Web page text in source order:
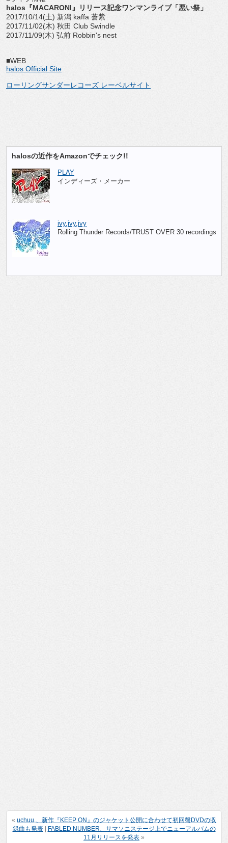
halos『MACARONI』リリース記念ワンマンライブ「悪い祭」
2017/10/14(土) 新潟 kaffa 蒼紫
2017/11/02(木) 秋田 Club Swindle
2017/11/09(木) 弘前 Robbin's nest
■WEB
halos Official Site
ローリングサンダーレコーズ レーベルサイト
halosの近作をAmazonでチェック!!
PLAY
インディーズ・メーカー
ivy,ivy,ivy
Rolling Thunder Records/TRUST OVER 30 recordings
« uchuu,、新作『KEEP ON』のジャケット公開に合わせて初回盤DVDの収
録曲も発表| FABLED NUMBER、サマソニステージ上でニューアルバムの
11月リリースを発表 »